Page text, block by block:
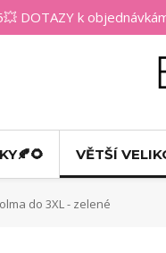
DOTAZY k
VĚTŠÍ
do 3XL - zelené